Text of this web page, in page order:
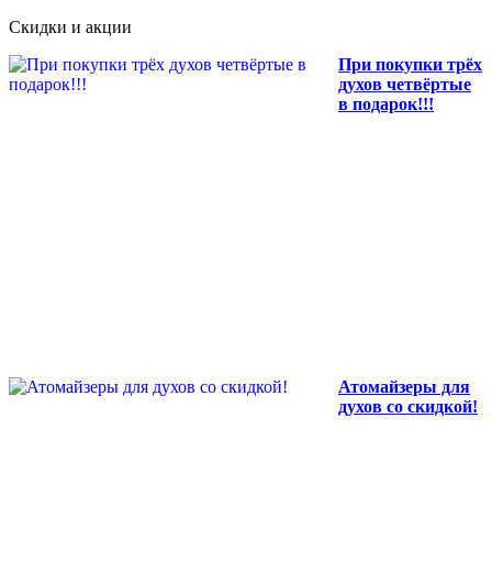
Скидки и акции
При покупки трёх
духов четвёртые
в подарок!!!
Атомайзеры для
духов со скидкой!